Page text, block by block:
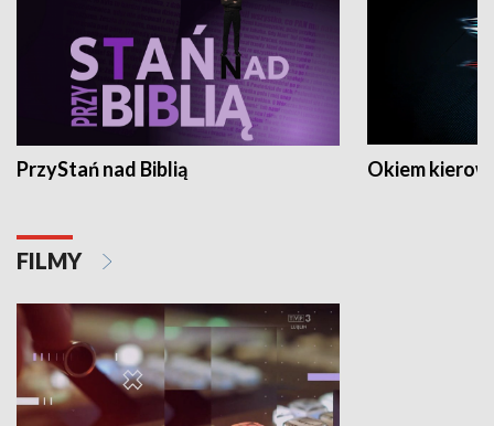
PrzyStań nad Biblią Okiem
FILMY